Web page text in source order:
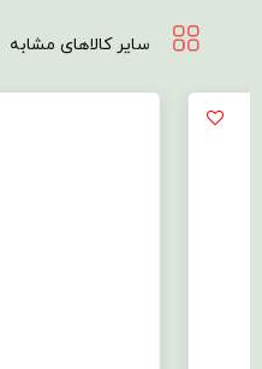
سایر کالاهای مشابه